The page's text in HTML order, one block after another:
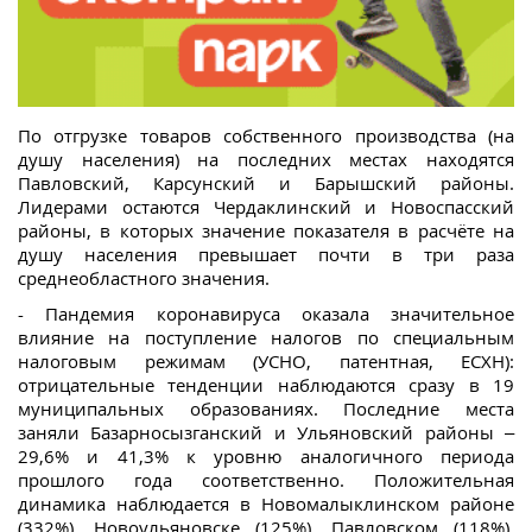
По отгрузке товаров собственного производства (на
душу населения) на последних местах находятся
Павловский, Карсунский и Барышский районы.
Лидерами остаются Чердаклинский и Новоспасский
районы, в которых значение показателя в расчёте на
душу населения превышает почти в три раза
среднеобластного значения.
- Пандемия коронавируса оказала значительное
влияние на поступление налогов по специальным
налоговым режимам (УСНО, патентная, ЕСХН):
отрицательные тенденции наблюдаются сразу в 19
муниципальных образованиях. Последние места
заняли Базарносызганский и Ульяновский районы –
29,6% и 41,3% к уровню аналогичного периода
прошлого года соответственно. Положительная
динамика наблюдается в Новомалыклинском районе
(332%), Новоульяновске (125%), Павловском (118%),